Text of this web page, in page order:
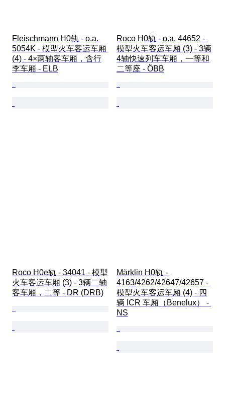
Fleischmann H0轨 - o.a.
5054K - 模型火车客运车厢
(4) - 4×两轴客车厢，含行
李车厢 - ELB
Roco H0轨 - o.a. 44652 -
模型火车客运车厢 (3) - 3辆
4轴快速列车车厢，一等和
二等座 - ÖBB
Roco H0e轨 - 34041 - 模型
火车客运车厢 (3) - 3辆二轴
客车厢，二等 - DR (DRB)
Märklin H0轨 -
4163/4262/42647/42657 -
模型火车客运车厢 (4) - 四
辆 ICR 车厢（Benelux） -
NS